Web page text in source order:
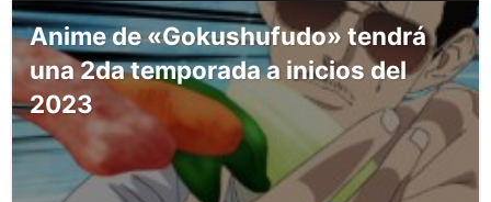
Anime de «Gokushufudo» tendrá
una 2da temporada a inicios del
2023